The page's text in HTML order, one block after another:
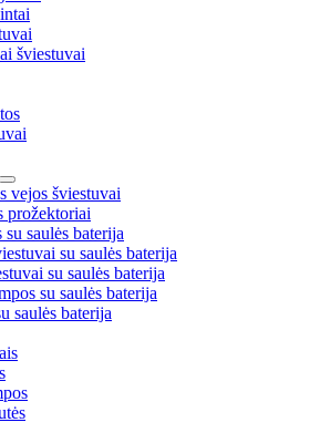
šviestuvai
vejos šviestuvai
prožektoriai
saulės baterija
su saulės baterija
su saulės baterija
su saulės baterija
saulės baterija